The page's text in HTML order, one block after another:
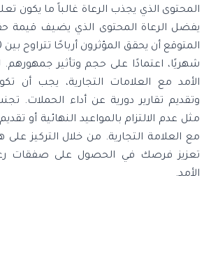
المحتوى الذي يجذب الرعاة غالباً ما يكون
يفضل الرعاة المحتوى الذي يضيف قيمة
شهريًا، اعتمادًا على حجم وتأثير جمهورهم.
الأمد مع العلامات التجارية، يجب أن
وتقديم تقارير دورية عن أداء الحملات.
مثل عدم الالتزام بالمواعيد النهائية أو
مع العلامة التجارية. من خلال التركيز على
تعزيز فرصك في الحصول على صفقات
الأمد.